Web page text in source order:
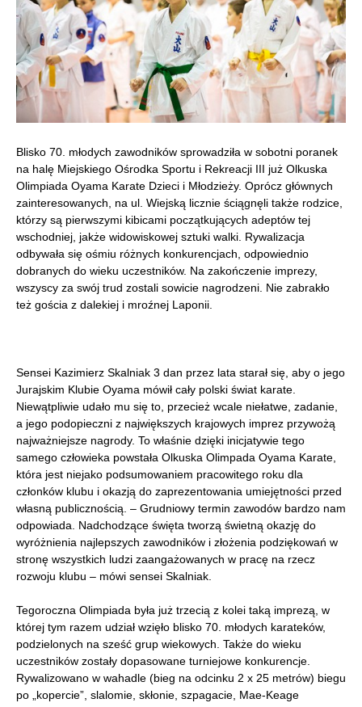
Blisko 70. młodych zawodników sprowadziła w sobotni poranek
na halę Miejskiego Ośrodka Sportu i Rekreacji III już Olkuska
Olimpiada Oyama Karate Dzieci i Młodzieży. Oprócz głównych
zainteresowanych, na ul. Wiejską licznie ściągnęli także rodzice,
którzy są pierwszymi kibicami początkujących adeptów tej
wschodniej, jakże widowiskowej sztuki walki. Rywalizacja
odbywała się ośmiu różnych konkurencjach, odpowiednio
dobranych do wieku uczestników. Na zakończenie imprezy,
wszyscy za swój trud zostali sowicie nagrodzeni. Nie zabrakło
też gościa z dalekiej i mroźnej Laponii.
Sensei Kazimierz Skalniak 3 dan przez lata starał się, aby o jego
Jurajskim Klubie Oyama mówił cały polski świat karate.
Niewątpliwie udało mu się to, przecież wcale niełatwe, zadanie,
a jego podopieczni z największych krajowych imprez przywożą
najważniejsze nagrody. To właśnie dzięki inicjatywie tego
samego człowieka powstała Olkuska Olimpada Oyama Karate,
która jest niejako podsumowaniem pracowitego roku dla
członków klubu i okazją do zaprezentowania umiejętności przed
własną publicznością. – Grudniowy termin zawodów bardzo nam
odpowiada. Nadchodzące święta tworzą świetną okazję do
wyróżnienia najlepszych zawodników i złożenia podziękowań w
stronę wszystkich ludzi zaangażowanych w pracę na rzecz
rozwoju klubu – mówi sensei Skalniak.
Tegoroczna Olimpiada była już trzecią z kolei taką imprezą, w
której tym razem udział wzięło blisko 70. młodych karateków,
podzielonych na sześć grup wiekowych. Także do wieku
uczestników zostały dopasowane turniejowe konkurencje.
Rywalizowano w wahadle (bieg na odcinku 2 x 25 metrów) biegu
po „kopercie”, slalomie, skłonie, szpagacie, Mae-Keage